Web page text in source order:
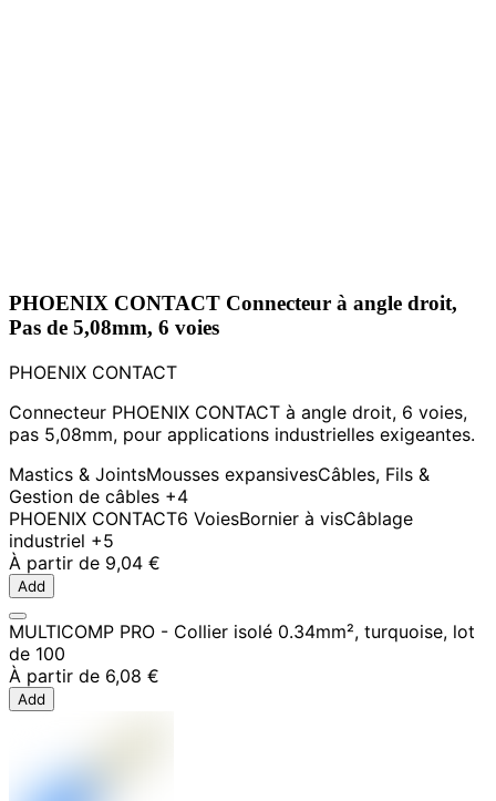
PHOENIX CONTACT Connecteur à angle droit,
Pas de 5,08mm, 6 voies
PHOENIX CONTACT
Connecteur PHOENIX CONTACT à angle droit, 6 voies,
pas 5,08mm, pour applications industrielles exigeantes.
Mastics & JointsMousses expansivesCâbles, Fils &
Gestion de câbles +4
PHOENIX CONTACT6 VoiesBornier à visCâblage
industriel +5
À partir de 9,04 €
Add
MULTICOMP PRO - Collier isolé 0.34mm², turquoise, lot
de 100
À partir de 6,08 €
Add